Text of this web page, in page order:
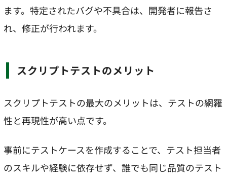
ます。特定されたバグや不具合は、開発者に報告さ
れ、修正が行われます。
スクリプトテストのメリット
スクリプトテストの最大のメリットは、テストの網羅
性と再現性が高い点です。
事前にテストケースを作成することで、テスト担当者
のスキルや経験に依存せず、誰でも同じ品質のテスト